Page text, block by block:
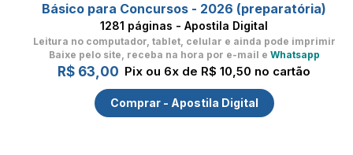
Básico para Concursos - 2026 (preparatória)
1281 páginas - Apostila Digital
Leitura no computador, tablet, celular e ainda pode imprimir
Baixe pelo site, receba na hora por e-mail e Whatsapp
R$ 63,00 Pix ou 6x de R$ 10,50 no cartão
Comprar - Apostila Digital